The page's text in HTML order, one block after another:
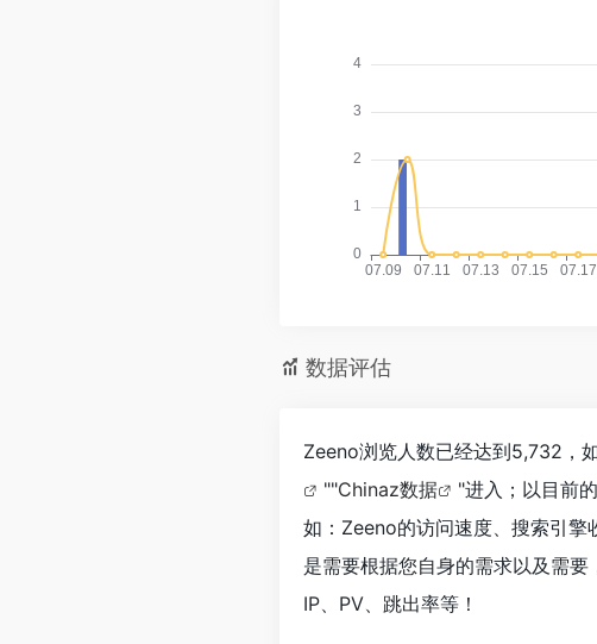
数据评估
Zeeno浏览人数已经达到5,732，
""Chinaz数据
"进入；以目前
如：Zeeno的访问速度、搜索引擎
是需要根据您自身的需求以及需
IP、PV、跳出率等！